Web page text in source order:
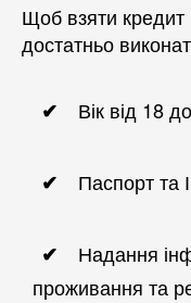
Щоб взяти кредит
достатньо
Вік від 18
Паспорт та
Надання
проживання та